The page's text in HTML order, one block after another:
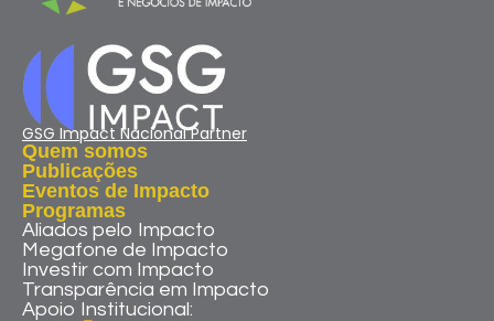
GSG Impact Nacional Partner
Quem somos
Publicações
Eventos de Impacto
Programas
Aliados pelo Impacto
Megafone de Impacto
Investir com Impacto
Transparência em Impacto
Apoio Institucional: